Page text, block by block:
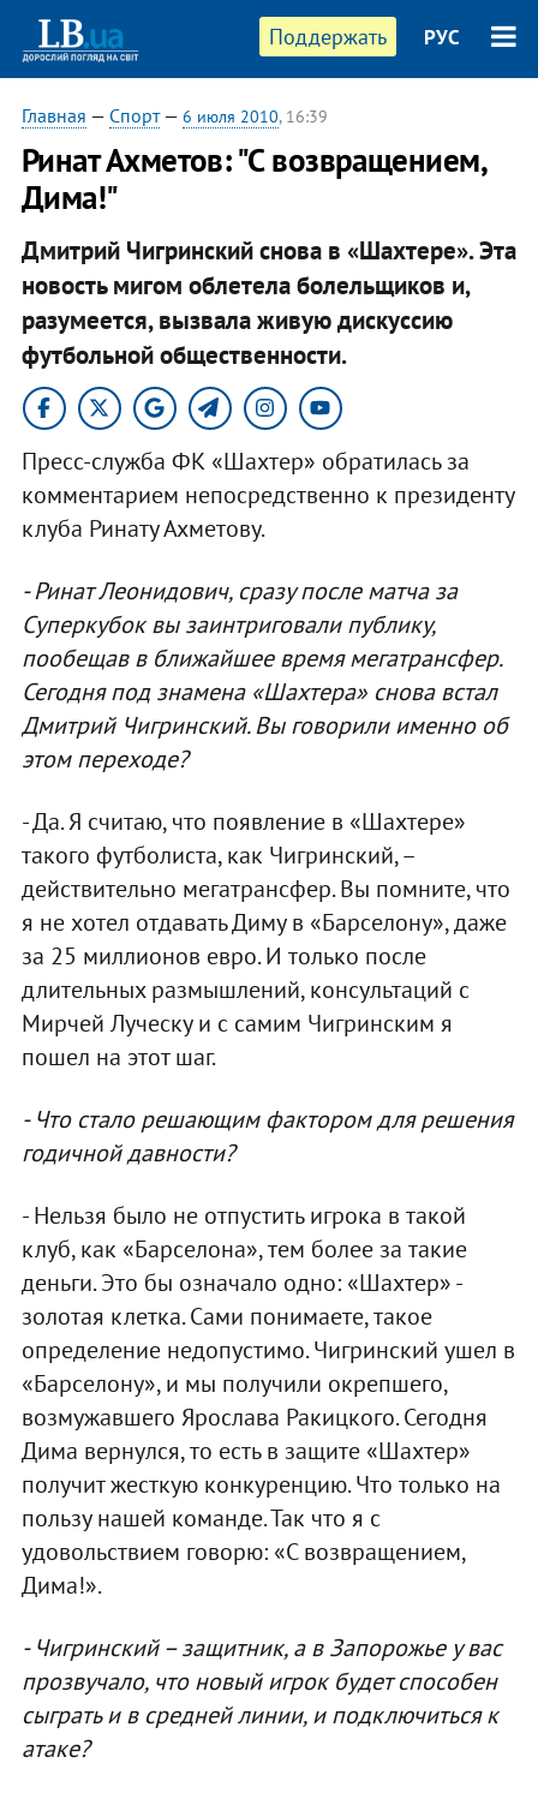
Поддержать РУС
Главная — Спорт— 6 июля 2010, 16:39
Ринат Ахметов: "С возвращением,
Дима!"
Дмитрий Чигринский снова в «Шахтере». Эта
новость мигом облетела болельщиков и,
разумеется, вызвала живую дискуссию
футбольной общественности.
Пресс-служба ФК «Шахтер» обратилась за
комментарием непосредственно к президенту
клуба Ринату Ахметову.
- Ринат Леонидович, сразу после матча за
Суперкубок вы заинтриговали публику,
пообещав в ближайшее время мегатрансфер.
Сегодня под знамена «Шахтера» снова встал
Дмитрий Чигринский. Вы говорили именно об
этом переходе?
- Да. Я считаю, что появление в «Шахтере»
такого футболиста, как Чигринский, –
действительно мегатрансфер. Вы помните, что
я не хотел отдавать Диму в «Барселону», даже
за 25 миллионов евро. И только после
длительных размышлений, консультаций с
Мирчей Луческу и с самим Чигринским я
пошел на этот шаг.
- Что стало решающим фактором для решения
годичной давности?
- Нельзя было не отпустить игрока в такой
клуб, как «Барселона», тем более за такие
деньги. Это бы означало одно: «Шахтер» -
золотая клетка. Сами понимаете, такое
определение недопустимо. Чигринский ушел в
«Барселону», и мы получили окрепшего,
возмужавшего Ярослава Ракицкого. Сегодня
Дима вернулся, то есть в защите «Шахтер»
получит жесткую конкуренцию. Что только на
пользу нашей команде. Так что я с
удовольствием говорю: «С возвращением,
Дима!».
- Чигринский – защитник, а в Запорожье у вас
прозвучало, что новый игрок будет способен
сыграть и в средней линии, и подключиться к
атаке?